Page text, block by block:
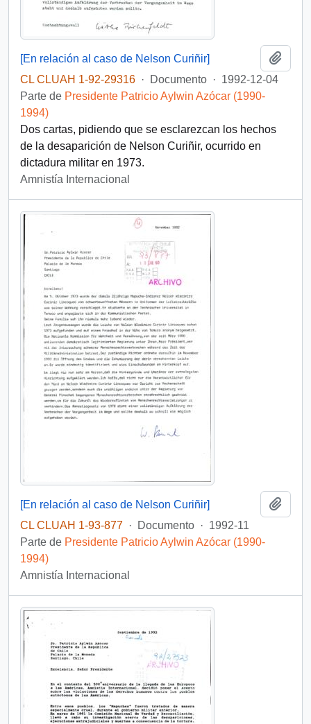
[En relación al caso de Nelson Curiñir]
CL CLUAH 1-92-29316 · Documento · 1992-12-04
Parte de Presidente Patricio Aylwin Azócar (1990-
1994)
Dos cartas, pidiendo que se esclarezcan los hechos
de la desaparición de Nelson Curiñir, ocurrido en
dictadura militar en 1973.
Amnistía Internacional
[En relación al caso de Nelson Curiñir]
CL CLUAH 1-93-877 · Documento · 1992-11
Parte de Presidente Patricio Aylwin Azócar (1990-
1994)
Amnistía Internacional